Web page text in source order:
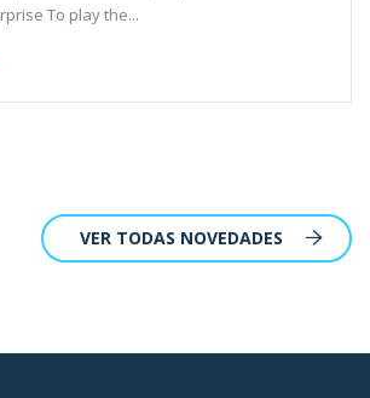
To play the...
VER TODAS NOVEDADES